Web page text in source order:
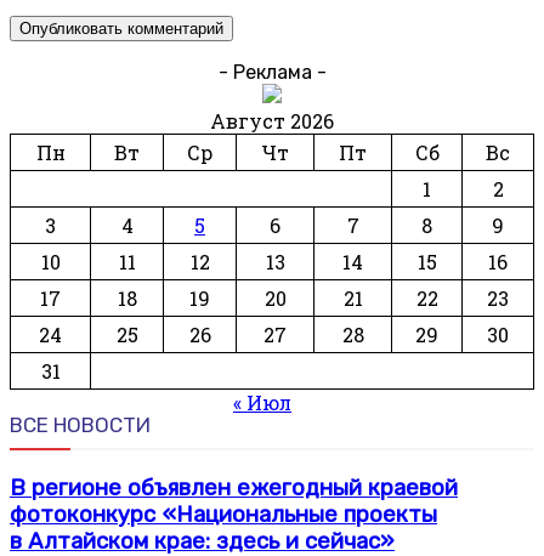
- Реклама -
Август 2026
Пн
Вт Ср Чт Пт Сб
Вс
1
2
3
4 5 6 7 8
9
10
11 12 13 14 15
16
17
18 19 20 21 22
23
24
25 26 27 28 29
30
31
« Июл
ВСЕ НОВОСТИ
В регионе объявлен ежегодный краевой
фотоконкурс «Национальные проекты
в Алтайском крае: здесь и сейчас»